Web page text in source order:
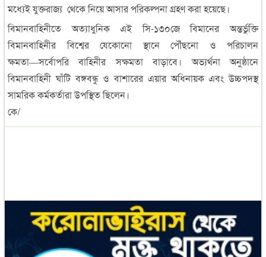
মধ্যেই যুক্তরাজ্য থেকে নিয়ে আসার পরিকল্পনা গ্রহণ করা হয়েছে।
বিমানবাহিনীতে অত্যাধুনিক এই সি-১৩০জে বিমানের অন্তর্ভুক্তি
বিমানবাহিনীর বিশ্বের যেকোনো স্থানে পৌঁছনো ও পরিচালন
ক্ষমতা―সর্বোপরি বাহিনীর সক্ষমতা বাড়াবে। অভ্যর্থনা অনুষ্ঠানে
বিমানবাহিনী ঘাঁটি বঙ্গবন্ধু ও বাশারের এয়ার অধিনায়ক এবং উচ্চপদস্থ
সামরিক কর্মকর্তারা উপস্থিত ছিলেন।
কে/